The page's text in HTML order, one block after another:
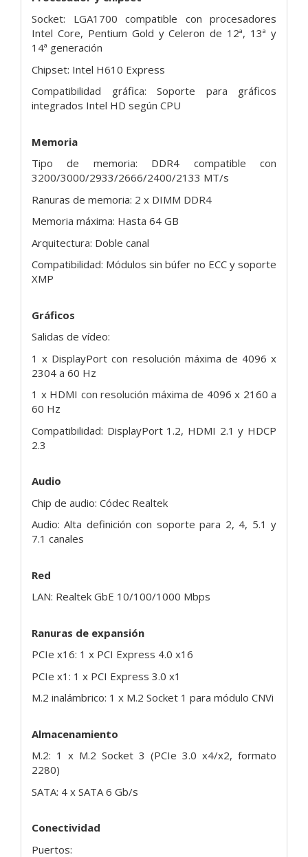
Socket: LGA1700 compatible con procesadores
Intel Core, Pentium Gold y Celeron de 12ª, 13ª y
14ª generación
Chipset: Intel H610 Express
Compatibilidad gráfica: Soporte para gráficos
integrados Intel HD según CPU
Memoria
Tipo de memoria: DDR4 compatible con
3200/3000/2933/2666/2400/2133 MT/s
Ranuras de memoria: 2 x DIMM DDR4
Memoria máxima: Hasta 64 GB
Arquitectura: Doble canal
Compatibilidad: Módulos sin búfer no ECC y soporte
XMP
Gráficos
Salidas de vídeo:
1 x DisplayPort con resolución máxima de 4096 x
2304 a 60 Hz
1 x HDMI con resolución máxima de 4096 x 2160 a
60 Hz
Compatibilidad: DisplayPort 1.2, HDMI 2.1 y HDCP
2.3
Audio
Chip de audio: Códec Realtek
Audio: Alta definición con soporte para 2, 4, 5.1 y
7.1 canales
Red
LAN: Realtek GbE 10/100/1000 Mbps
Ranuras de expansión
PCIe x16: 1 x PCI Express 4.0 x16
PCIe x1: 1 x PCI Express 3.0 x1
M.2 inalámbrico: 1 x M.2 Socket 1 para módulo CNVi
Almacenamiento
M.2: 1 x M.2 Socket 3 (PCIe 3.0 x4/x2, formato
2280)
SATA: 4 x SATA 6 Gb/s
Conectividad
Puertos: